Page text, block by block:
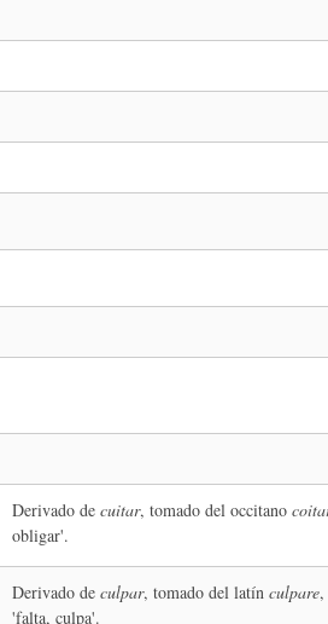
Derivado de cuitar, tomado del occitano
obligar'.
Derivado de culpar, tomado del latín culpare
'falta, culpa'.